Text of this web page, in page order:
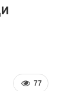
77